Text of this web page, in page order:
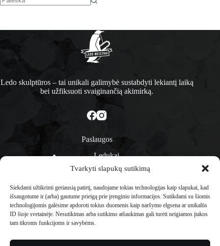
Tvarkyti slapukų sutikimą
Siekdami užtikrinti geriausią patirtį, naudojame tokias technologijas kaip slapukai, kad
išsaugotume ir (arba) gautume prieigą prie įrenginio informacijos. Sutikdami su šiomis
technologijomis galėsime apdoroti tokius duomenis kaip naršymo elgsena ar unikalūs
ID šioje svetainėje. Nesutikimas arba sutikimo atšaukimas gali turėti neigiamos įtakos
tam tikroms funkcijoms ir savybėms.
Ledo skulptūros – tai unikali galimybė sustabdyti lekiantį laiką
bei užfiksuoti svaiginančią akimirką.
Paslaugos
Ledukai
Ledinės rožės
Ledo barai
Ledo dirbtuvės
Ledo skulptūra
Ledo bloke užšaldyti objektai